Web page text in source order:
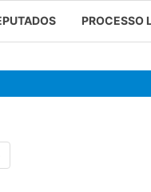
PROCESSO